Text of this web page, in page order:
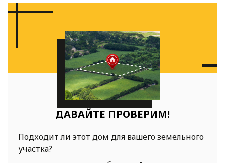
ДАВАЙТЕ ПРОВЕРИМ!
Подходит ли этот дом для вашего земельного
участка?